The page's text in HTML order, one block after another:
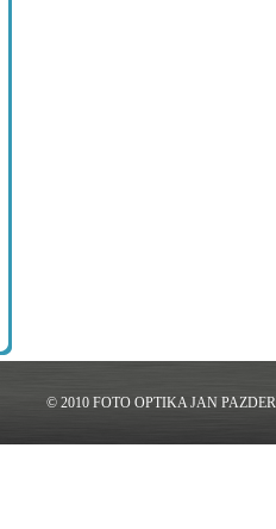
© 2010 FOTO OPTIKA JAN